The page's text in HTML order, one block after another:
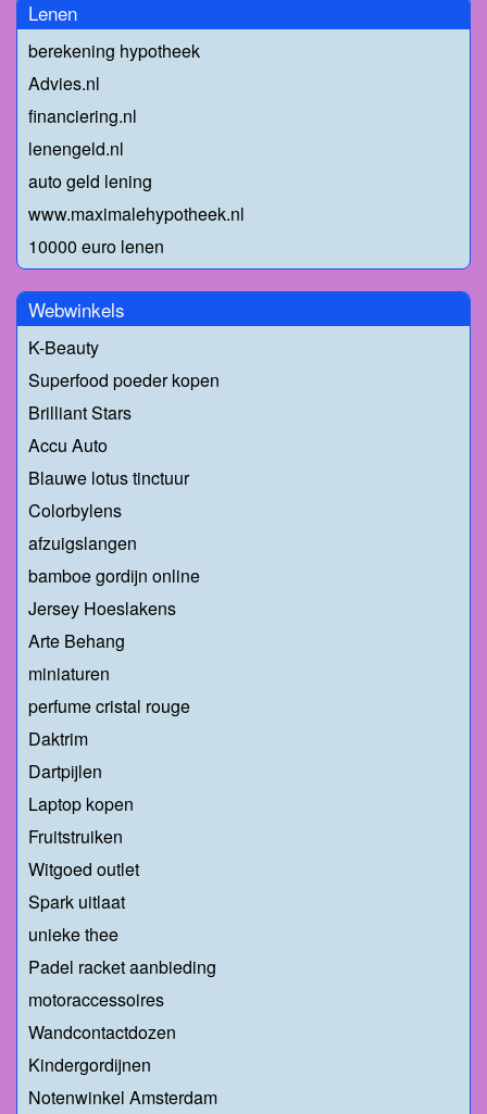
Lenen
berekening hypotheek
Advies.nl
financiering.nl
lenengeld.nl
auto geld lening
www.maximalehypotheek.nl
10000 euro lenen
Webwinkels
K-Beauty
Superfood poeder kopen
Brilliant Stars
Accu Auto
Blauwe lotus tinctuur
Colorbylens
afzuigslangen
bamboe gordijn online
Jersey Hoeslakens
Arte Behang
miniaturen
perfume cristal rouge
Daktrim
Dartpijlen
Laptop kopen
Fruitstruiken
Witgoed outlet
Spark uitlaat
unieke thee
Padel racket aanbieding
motoraccessoires
Wandcontactdozen
Kindergordijnen
Notenwinkel Amsterdam